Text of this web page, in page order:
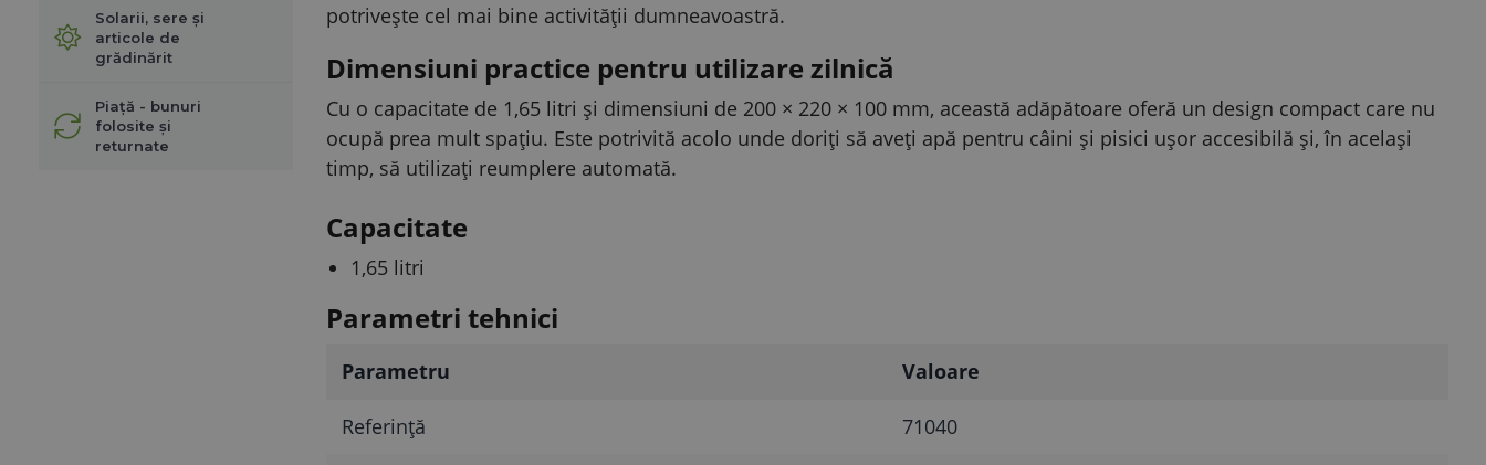
Solarii, sere și
articole de
grădinărit
Piață - bunuri
folosite și
returnate
potrivește cel mai bine activității dumneavoastră.
Dimensiuni practice pentru utilizare zilnică
Cu o capacitate de 1,65 litri și dimensiuni de 200 × 220 × 100 mm, această adăpătoare oferă un design compact care nu
ocupă prea mult spațiu. Este potrivită acolo unde doriți să aveți apă pentru câini și pisici ușor accesibilă și, în același
timp, să utilizați reumplere automată.
Capacitate
1,65 litri
Parametri tehnici
Parametru Valoare
Referinţă 71040